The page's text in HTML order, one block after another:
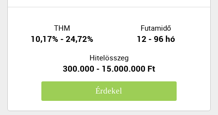
THM
10,17% - 24,72%
Futamidő
12 - 96 hó
Hitelösszeg
300.000 - 15.000.000 Ft
Érdekel